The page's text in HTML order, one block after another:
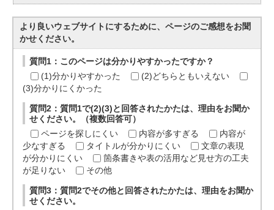
より良いウェブサイトにするために、ページのご感想をお聞
かせください。
質問1：このページは分かりやすかったですか？
(1)分かりやすかった
(2)どちらともいえない
(3)分かりにくかった
質問2：質問1で(2)(3)と回答されたかたは、理由をお聞か
せください。（複数回答可）
ページを探しにくい
内容が多すぎる
内容が
少なすぎる
タイトルが分かりにくい
文章の表現
が分かりにくい
箇条書きや表の活用など見せ方の工夫
が足りない
その他
質問3：質問2でその他と回答されたかたは、理由をお聞か
せください。